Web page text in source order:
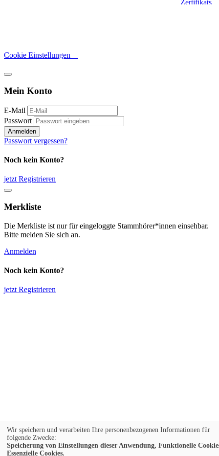
Cookie Einstellungen
Mein Konto
E-Mail
Passwort
Anmelden
Passwort vergessen?
Noch kein Konto?
jetzt Registrieren
Merkliste
Die Merkliste ist nur für eingeloggte Stammhörer*innen einsehbar.
Bitte melden Sie sich an.
Anmelden
Noch kein Konto?
jetzt Registrieren
Wir speichern und verarbeiten Ihre personenbezogenen Informationen für
folgende Zwecke:
Speicherung von Einstellungen dieser Anwendung, Funktionelle
Essenzielle Cookies.